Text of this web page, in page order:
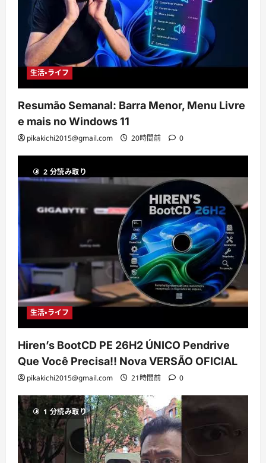
生活・ライフ
Resumão Semanal: Barra Menor, Menu Livre
e mais no Windows 11
pikakichi2015@gmail.com 20時間前 0
2 分読み取り
生活・ライフ
Hiren’s BootCD PE 26H2 ÚNICO Pendrive
Que Você Precisa!! Nova VERSÃO OFICIAL
pikakichi2015@gmail.com 21時間前 0
1 分読み取り